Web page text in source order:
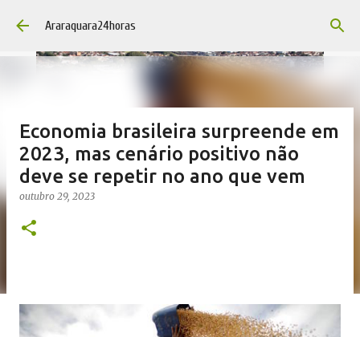
Pular para o conteúdo principal
Araraquara24horas
Economia brasileira surpreende em
2023, mas cenário positivo não
deve se repetir no ano que vem
outubro 29, 2023